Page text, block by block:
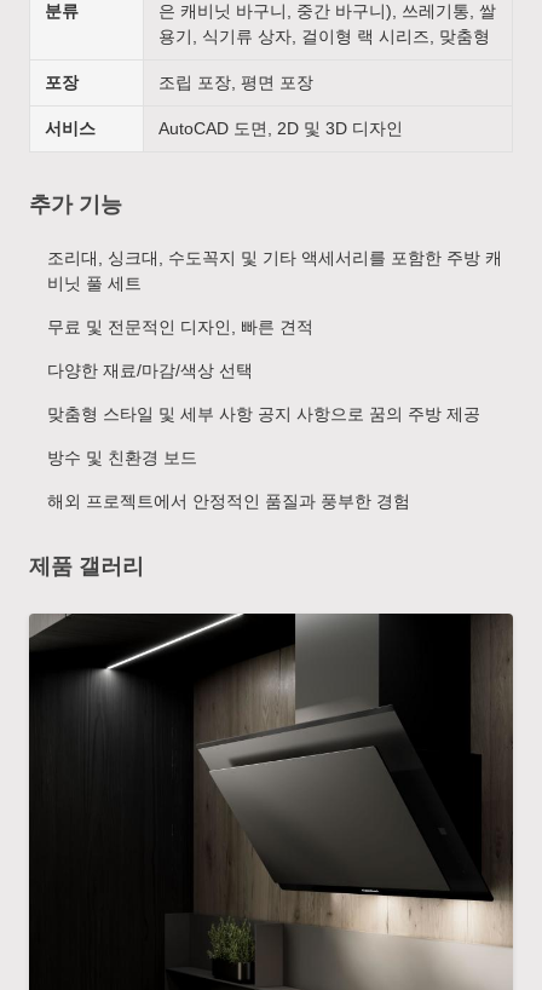
분류
은 캐비닛 바구니, 중간 바구니), 쓰레기통, 쌀
용기, 식기류 상자, 걸이형 랙 시리즈, 맞춤형
포장 조립 포장, 평면 포장
서비스 AutoCAD 도면, 2D 및 3D 디자인
추가 기능
조리대, 싱크대, 수도꼭지 및 기타 액세서리를 포함한 주방 캐
비닛 풀 세트
무료 및 전문적인 디자인, 빠른 견적
다양한 재료/마감/색상 선택
맞춤형 스타일 및 세부 사항 공지 사항으로 꿈의 주방 제공
방수 및 친환경 보드
해외 프로젝트에서 안정적인 품질과 풍부한 경험
제품 갤러리